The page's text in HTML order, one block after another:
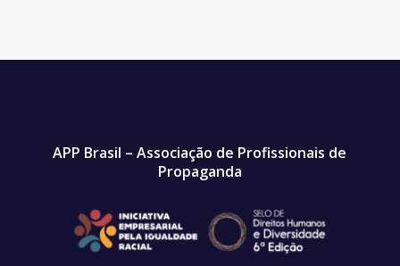
APP Brasil – Associação de Profissionais de
Propaganda